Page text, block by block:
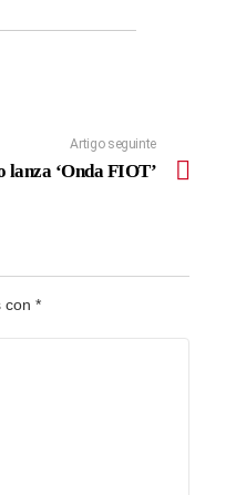
Artigo seguinte
‘Onda FIOT’
con *